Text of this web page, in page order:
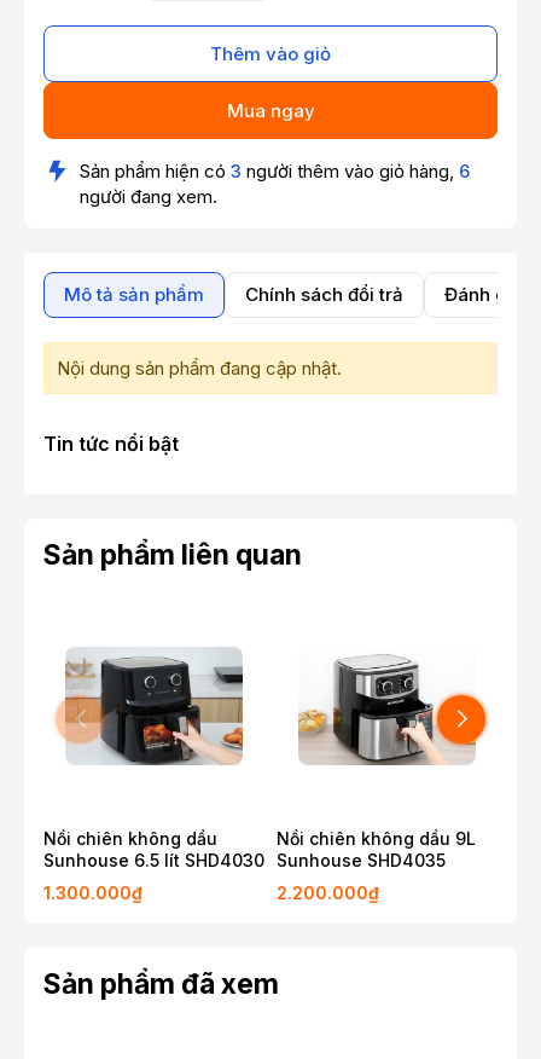
Thêm vào giỏ
Mua ngay
Sản phẩm hiện có 3 người thêm vào giỏ hàng, 6
người đang xem.
Mô tả sản phẩm Chính sách đổi trả Đánh giá
Nội dung sản phẩm đang cập nhật.
Tin tức nổi bật
Sản phẩm liên quan
Nồi chiên không dầu
Sunhouse 6.5 lít SHD4030
1.300.000₫
Nồi chiên không dầu 9L
Sunhouse SHD4035
2.200.000₫
Sản phẩm đã xem